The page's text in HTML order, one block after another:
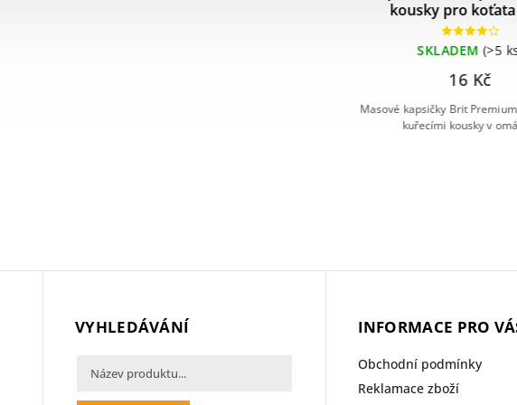
kuřecí
SKLADEM (>5
45 Kč
Šťavnaté masové kapsičky pro
vyrobené z čerstvého
VYHLEDÁVÁNÍ INFORMACE PRO
Obchodní podmínky
Reklamace zboží